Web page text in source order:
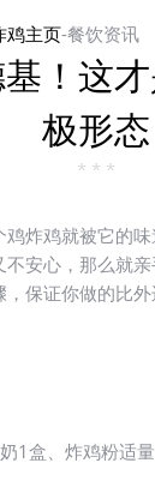
鸡主页-餐饮资讯
！这
极形态
* * *
炸鸡就被它的味
安心，那么就
保证你做的比
盒、炸鸡粉适量